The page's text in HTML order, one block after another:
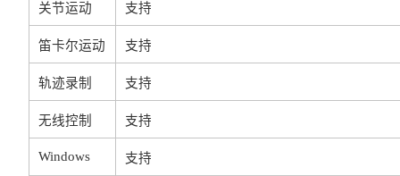
关节运动 支持
笛卡尔运动 支持
轨迹录制 支持
无线控制 支持
Windows 支持